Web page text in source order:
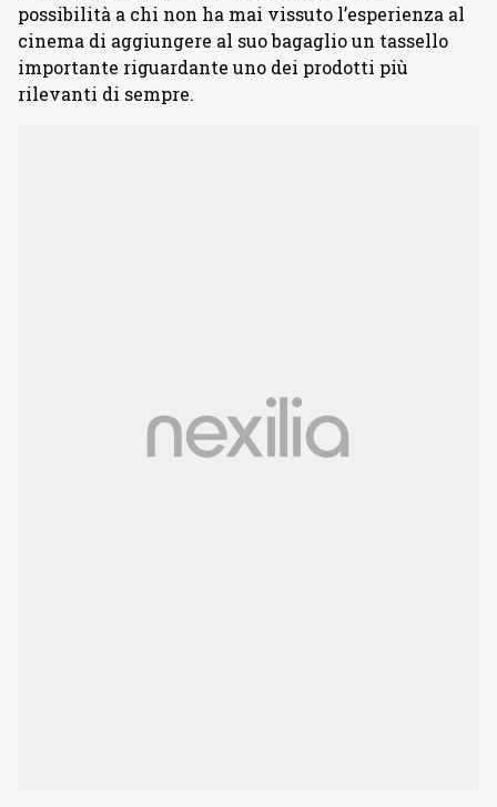
possibilità a chi non ha mai vissuto l’esperienza al
cinema di aggiungere al suo bagaglio un tassello
importante riguardante uno dei prodotti più
rilevanti di sempre.